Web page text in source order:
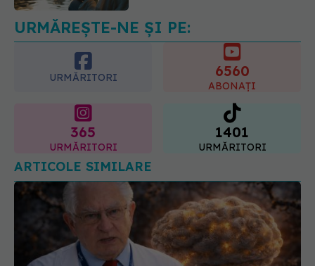
URMĂREȘTE-NE ȘI PE:
URMĂRITORI 6560
ABONAȚI
365
URMĂRITORI
1401
URMĂRITORI
ARTICOLE SIMILARE